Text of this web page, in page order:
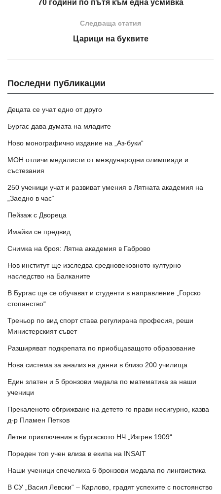
70 години по пътя към една усмивка
Следваща статия
Царици на буквите
Последни публикации
Децата се учат едно от друго
Бургас дава думата на младите
Ново монографично издание на „Аз-буки“
МОН отличи медалисти от международни олимпиади и
състезания
250 ученици учат и развиват умения в Лятната академия на
„Заедно в час“
Пейзаж с Двореца
Имайки се предвид
Снимка на броя: Лятна академия в Габрово
Нов институт ще изследва средновековното културно
наследство на Балканите
В Бургас ще се обучават и студенти в направление „Горско
стопанство“
Треньор по вид спорт става регулирана професия, реши
Министерският съвет
Разширяват подкрепата по приобщаващото образование
Нова система за анализ на данни в близо 200 училища
Един златен и 5 бронзови медала по математика за наши
ученици
Прекаленото обгрижване на детето го прави несигурно, казва
д-р Пламен Петков
Летни приключения в бургаското НЧ „Изгрев 1909“
Пореден топ учен влиза в екипа на INSAIT
Наши ученици спечелиха 6 бронзови медала по лингвистика
В СУ „Васил Левски“ – Карлово, градят успехите с постоянство